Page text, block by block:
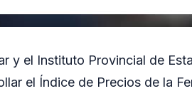
y el Instituto Provincial de
el Índice de Precios de la